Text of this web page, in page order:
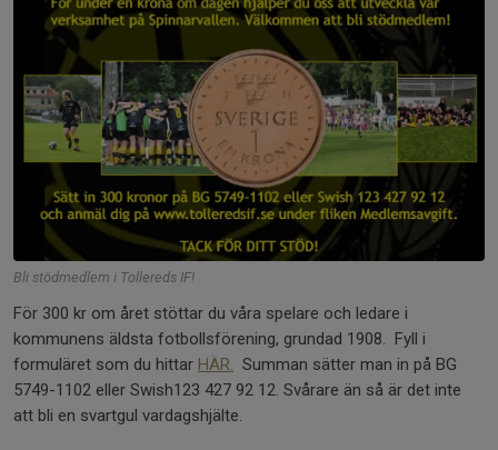
Bli stödmedlem i Tollereds IF!
För 300 kr om året stöttar du våra spelare och ledare i
kommunens äldsta fotbollsförening, grundad 1908. Fyll i
formuläret som du hittar HÄR. Summan sätter man in på BG
5749-1102 eller Swish123 427 92 12. Svårare än så är det inte
att bli en svartgul vardagshjälte.